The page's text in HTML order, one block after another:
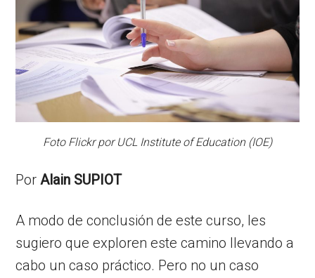
Foto Flickr por UCL Institute of Education (IOE)
Por Alain SUPIOT
A modo de conclusión de este curso, les
sugiero que exploren este camino llevando a
cabo un caso práctico. Pero no un caso